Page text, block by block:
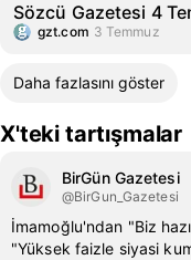
Sözcü Gazetesi 4
gzt.com 3 Temmuz
Daha fazlasını göster
X'teki tartışmalar
BirGün Gazetesi
@BirGun_Gazetesi
İmamoğlu'ndan "Biz
"Yüksek faizle siyasi